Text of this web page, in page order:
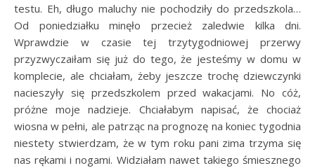
testu. Eh, długo maluchy nie pochodziły do przedszkola…
Od poniedziałku minęło przecież zaledwie kilka dni.
Wprawdzie w czasie tej trzytygodniowej przerwy
przyzwyczaiłam się już do tego, że jesteśmy w domu w
komplecie, ale chciałam, żeby jeszcze trochę dziewczynki
nacieszyły się przedszkolem przed wakacjami. No cóż,
próżne moje nadzieje. Chciałabym napisać, że chociaż
wiosna w pełni, ale patrząc na prognozę na koniec tygodnia
niestety stwierdzam, że w tym roku pani zima trzyma się
nas rękami i nogami. Widziałam nawet takiego śmiesznego